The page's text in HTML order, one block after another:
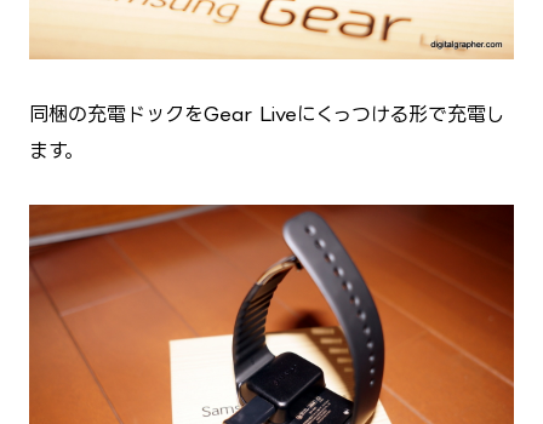
同梱の充電ドックをGear Liveにくっつける形で充電し
ます。